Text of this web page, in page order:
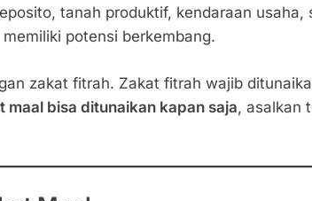
tanah produktif, kendaraan
potensi berkembang.
zakat fitrah. Zakat fitrah wajib
maal bisa ditunaikan kapan saja, asalkan